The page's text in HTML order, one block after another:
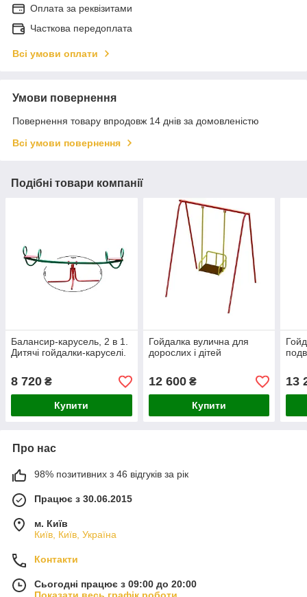
Оплата за реквізитами
Часткова передоплата
Всі умови оплати
Умови повернення
Повернення товару впродовж 14 днів за домовленістю
Всі умови повернення
Подібні товари компанії
Балансир-карусель, 2 в 1.
Дитячі гойдалки-каруселі.
8 720 ₴
Купити
Гойдалка вулична для
дорослих і дітей
12 600₴
Купити
13
Про нас
98% позитивних з 46 відгуків за рік
Працює з 30.06.2015
м. Київ
Київ, Київ, Україна
Контакти
Сьогодні працює з 09:00 до 20:00